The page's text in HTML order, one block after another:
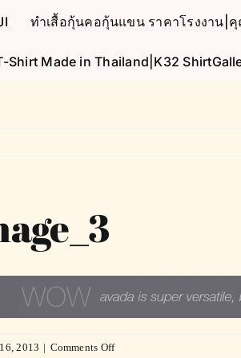
ทำเสื้อกุ้นคอกุ้นแขน ราคาโรงงาน|
Shirt Made in Thailand|K32
2013 | Comments Offon